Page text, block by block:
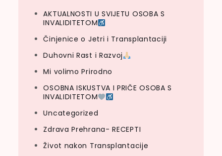
AKTUALNOSTI U SVIJETU OSOBA S
INVALIDITETOM
Činjenice o Jetri i Transplantaciji
Duhovni Rast i Razvoj
Mi volimo Prirodno
OSOBNA ISKUSTVA I PRIČE OSOBA S
INVALIDITETOM
Uncategorized
Zdrava Prehrana- RECEPTI
Život nakon Transplantacije